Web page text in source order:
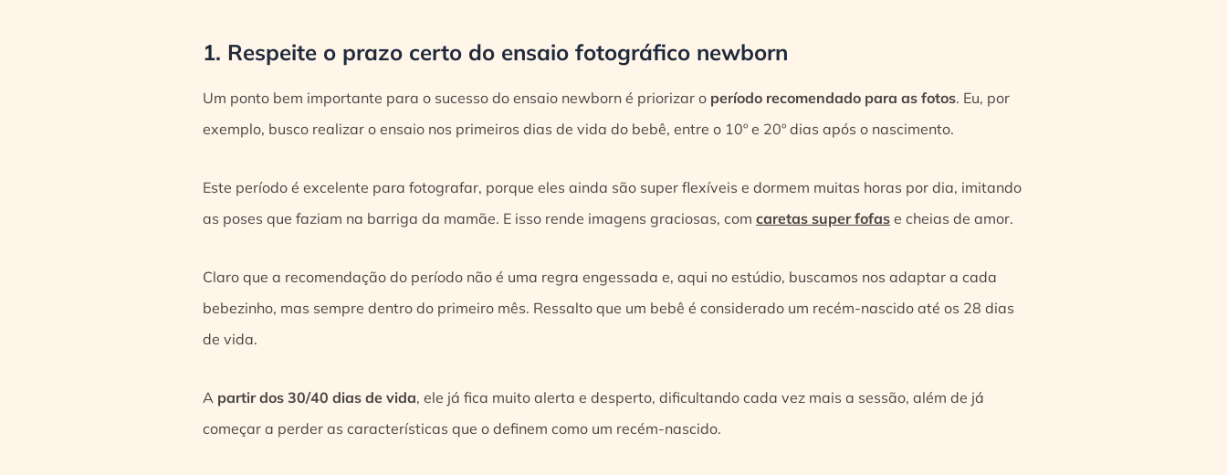
1. Respeite o prazo certo do ensaio fotográfico newborn
Um ponto bem importante para o sucesso do ensaio newborn é priorizar o período recomendado para as fotos. Eu, por
exemplo, busco realizar o ensaio nos primeiros dias de vida do bebê, entre o 10º e 20º dias após o nascimento.
Este período é excelente para fotografar, porque eles ainda são super flexíveis e dormem muitas horas por dia, imitando
as poses que faziam na barriga da mamãe. E isso rende imagens graciosas, com caretas super fofas e cheias de amor.
Claro que a recomendação do período não é uma regra engessada e, aqui no estúdio, buscamos nos adaptar a cada
bebezinho, mas sempre dentro do primeiro mês. Ressalto que um bebê é considerado um recém-nascido até os 28 dias
de vida.
A partir dos 30/40 dias de vida, ele já fica muito alerta e desperto, dificultando cada vez mais a sessão, além de já
começar a perder as características que o definem como um recém-nascido.